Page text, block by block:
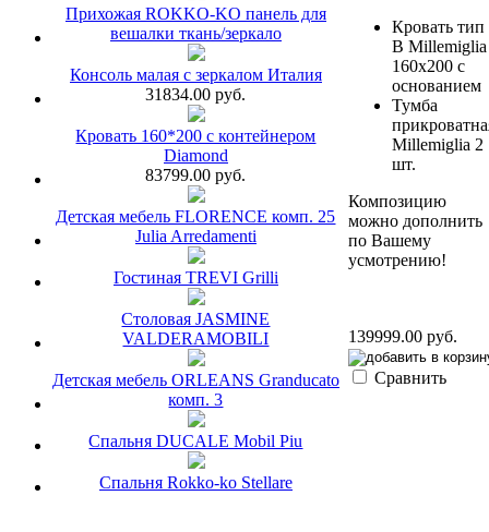
Прихожая ROKKO-KO панель для
вешалки ткань/зеркало
Консоль малая с зеркалом Италия
31834.00 руб.
Кровать 160*200 с контейнером
Diamond
83799.00 руб.
Детская мебель FLORENCE комп. 25
Julia Arredamenti
Гостиная TREVI Grilli
Столовая JASMINE
VALDERAMOBILI
Детская мебель ORLEANS Granducato
комп. 3
Спальня DUCALE Mobil Piu
Спальня Rokko-ko Stellare
Кровать тип
В Millemiglia
160х200 с
основанием
Тумба
Millemiglia 2
шт.
Композицию
можно дополнить
по Вашему
усмотрению!
139999.00 руб.
Сравнить